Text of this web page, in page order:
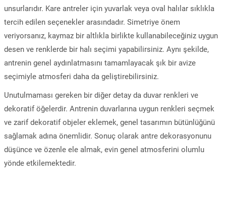
unsurlarıdır. Kare antreler için yuvarlak veya oval halılar sıklıkla
tercih edilen seçenekler arasındadır. Simetriye önem
veriyorsanız, kaymaz bir altlıkla birlikte kullanabileceğiniz uygun
desen ve renklerde bir halı seçimi yapabilirsiniz. Aynı şekilde,
antrenin genel aydınlatmasını tamamlayacak şık bir avize
seçimiyle atmosferi daha da geliştirebilirsiniz.
Unutulmaması gereken bir diğer detay da duvar renkleri ve
dekoratif öğelerdir. Antrenin duvarlarına uygun renkleri seçmek
ve zarif dekoratif objeler eklemek, genel tasarımın bütünlüğünü
sağlamak adına önemlidir. Sonuç olarak antre dekorasyonunu
düşünce ve özenle ele almak, evin genel atmosferini olumlu
yönde etkilemektedir.